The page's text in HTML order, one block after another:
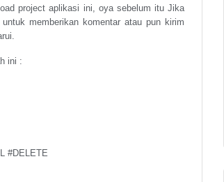
project aplikasi ini, oya sebelum itu Jika
memberikan komentar atau pun kirim
ini :
#DELETE